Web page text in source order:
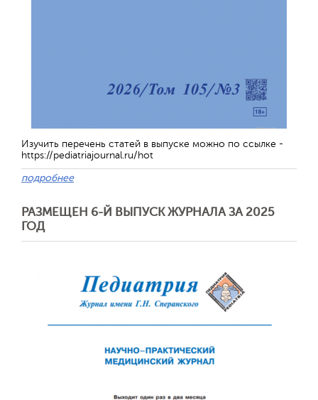
Изучить перечень статей в выпуске можно по ссылке -
https://pediatriajournal.ru/hot
подробнее
РАЗМЕЩЕН 6-Й ВЫПУСК ЖУРНАЛА ЗА 2025
ГОД